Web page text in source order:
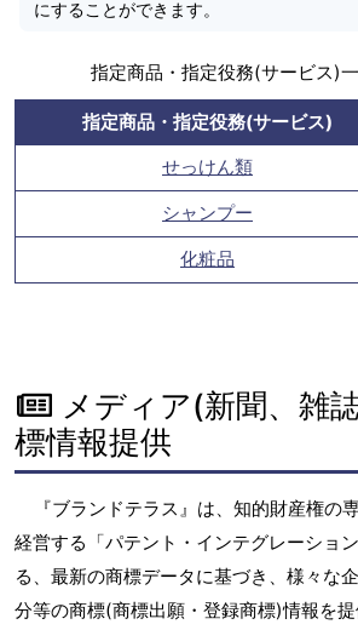
にすることができます。
指定商品・指定役務(サービス)
指定商品・指定役務(サービス)
せっけん類
シャンプー
化粧品
メディア(新聞、雑
標情報提供
『ブランドテラス』は、知的財産権の
経営する「パテント・インテグレーショ
る、最新の商標データに基づき、様々な
分等の商標(商標出願・登録商標)情報を